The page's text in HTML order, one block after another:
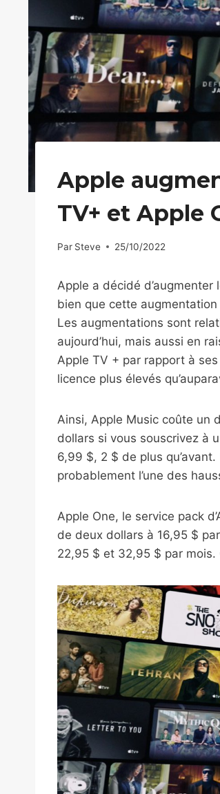
Apple
TV+ et Apple
Par Steve 25/10/2022
Apple a décidé
bien que cette
Les augmentations sont
aujourd’hui, mais aussi en
Apple TV + par rapport à
licence plus élevés
Ainsi, Apple Music coûte un
dollars si vous souscrivez à
6,99 $, 2 $ de plus
probablement l’une des
Apple One, le service pack
de deux dollars à 16,95 $
22,95 $ et 32,95 $ par mois.